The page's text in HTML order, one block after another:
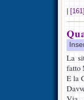
La
fatto
E la